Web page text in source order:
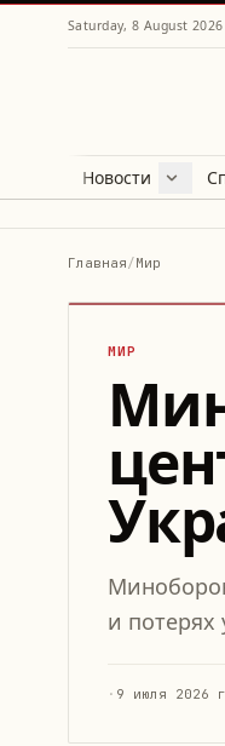
Saturday, 8 August 2026
Новости
Новости Ливана
Главная/Мир
МИР
и потерях
· 9 июля 2026